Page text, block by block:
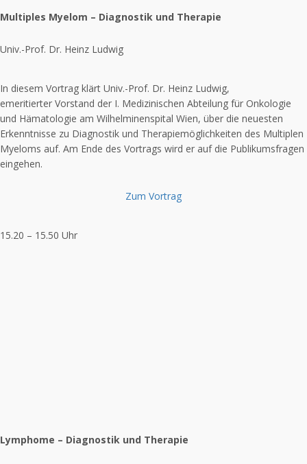
Multiples Myelom – Diagnostik und Therapie
Univ.-Prof. Dr. Heinz Ludwig
In diesem Vortrag klärt Univ.-Prof. Dr. Heinz Ludwig,
emeritierter Vorstand der I. Medizinischen Abteilung für Onkologie
und Hämatologie am Wilhelminenspital Wien, über die neuesten
Erkenntnisse zu Diagnostik und Therapiemöglichkeiten des Multiplen
Myeloms auf. Am Ende des Vortrags wird er auf die Publikumsfragen
eingehen.
Zum Vortrag
15.20 – 15.50 Uhr
Lymphome – Diagnostik und Therapie